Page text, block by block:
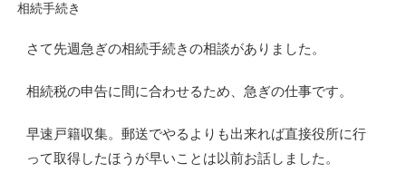
相続手続き
さて先週急ぎの相続手続きの相談がありました。
相続税の申告に間に合わせるため、急ぎの仕事です。
早速戸籍収集。郵送でやるよりも出来れば直接役所に行
って取得したほうが早いことは以前お話しました。